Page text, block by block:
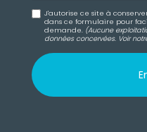
J'autorise ce site à
dans ce formulaire pour
demande. (Aucune
données concervées. Voir